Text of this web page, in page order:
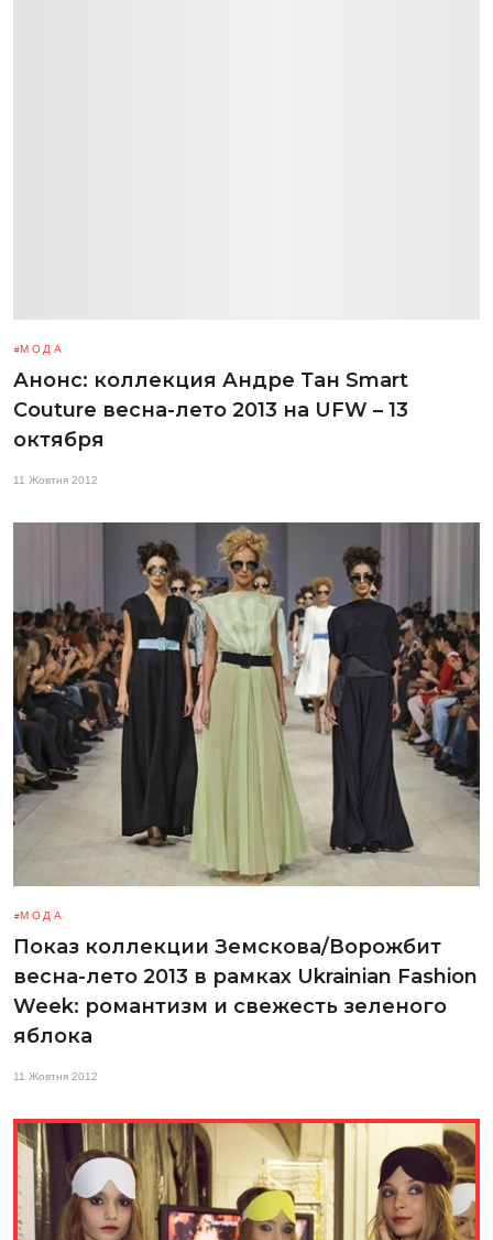
МОДА
Анонс: коллекция Андре Тан Smart
Couture весна-лето 2013 на UFW – 13
октября
11 Жовтня 2012
МОДА
Показ коллекции Земскова/Ворожбит
весна-лето 2013 в рамках Ukrainian Fashion
Week: романтизм и свежесть зеленого
яблока
11 Жовтня 2012